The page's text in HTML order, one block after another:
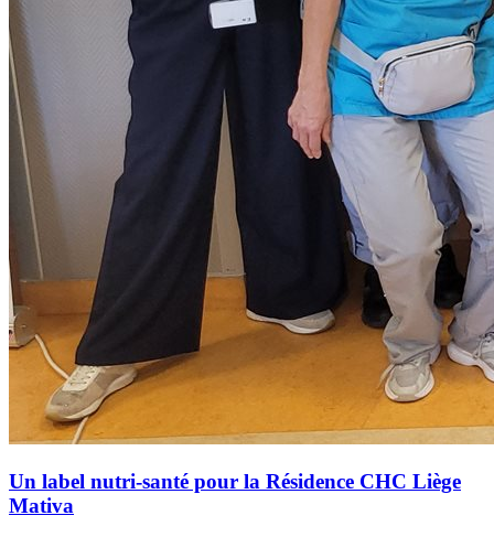
Un label nutri-santé pour la Résidence CHC Liège
Mativa